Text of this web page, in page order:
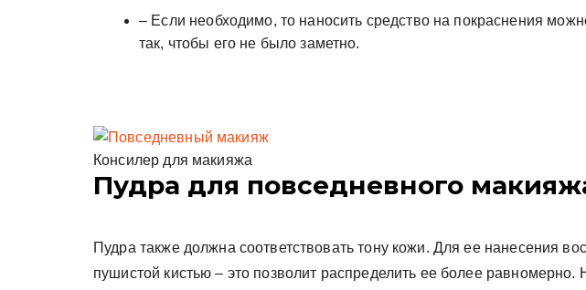
– Если необходимо, то наносить средство на покраснения
так, чтобы его не было заметно.
Консилер для макияжа
Пудра для повседневного
Пудра также должна соответствовать тону кожи. Для ее нанесения
пушистой кистью – это позволит распределить ее более равномерно.